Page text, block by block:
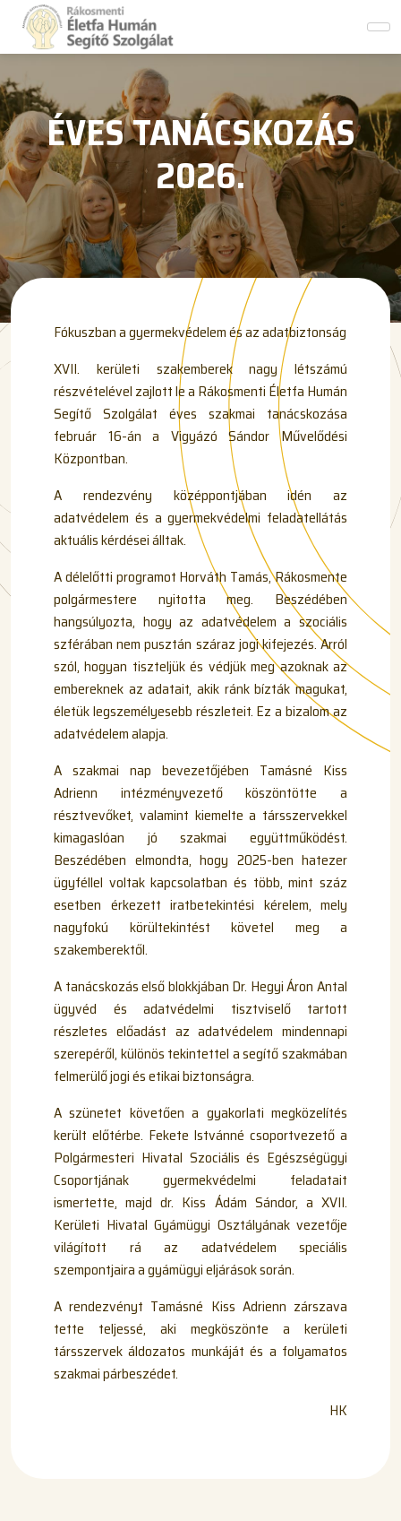
ÉVES TANÁCSKOZÁS
2026.
Fókuszban a gyermekvédelem és az adatbiztonság
XVII. kerületi szakemberek nagy létszámú
részvételével zajlott le a Rákosmenti Életfa Humán
Segítő Szolgálat éves szakmai tanácskozása
február 16-án a Vigyázó Sándor Művelődési
Központban.
A rendezvény középpontjában idén az
adatvédelem és a gyermekvédelmi feladatellátás
aktuális kérdései álltak.
A délelőtti programot Horváth Tamás, Rákosmente
polgármestere nyitotta meg. Beszédében
hangsúlyozta, hogy az adatvédelem a szociális
szférában nem pusztán száraz jogi kifejezés. Arról
szól, hogyan tiszteljük és védjük meg azoknak az
embereknek az adatait, akik ránk bízták magukat,
életük legszemélyesebb részleteit. Ez a bizalom az
adatvédelem alapja.
A szakmai nap bevezetőjében Tamásné Kiss
Adrienn intézményvezető köszöntötte a
résztvevőket, valamint kiemelte a társszervekkel
kimagaslóan jó szakmai együttműködést.
Beszédében elmondta, hogy 2025-ben hatezer
ügyféllel voltak kapcsolatban és több, mint száz
esetben érkezett iratbetekintési kérelem, mely
nagyfokú körültekintést követel meg a
szakemberektől.
A tanácskozás első blokkjában Dr. Hegyi Áron Antal
ügyvéd és adatvédelmi tisztviselő tartott
részletes előadást az adatvédelem mindennapi
szerepéről, különös tekintettel a segítő szakmában
felmerülő jogi és etikai biztonságra.
A szünetet követően a gyakorlati megközelítés
került előtérbe. Fekete Istvánné csoportvezető a
Polgármesteri Hivatal Szociális és Egészségügyi
Csoportjának gyermekvédelmi feladatait
ismertette, majd dr. Kiss Ádám Sándor, a XVII.
Kerületi Hivatal Gyámügyi Osztályának vezetője
világított rá az adatvédelem speciális
szempontjaira a gyámügyi eljárások során.
A rendezvényt Tamásné Kiss Adrienn zárszava
tette teljessé, aki megköszönte a kerületi
társszervek áldozatos munkáját és a folyamatos
szakmai párbeszédet.
HK